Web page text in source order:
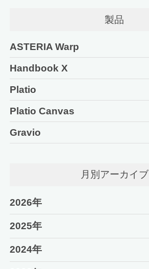
製品
ASTERIA Warp
Handbook X
Platio
Platio Canvas
Gravio
月別アーカイブ
2026年
2025年
2024年